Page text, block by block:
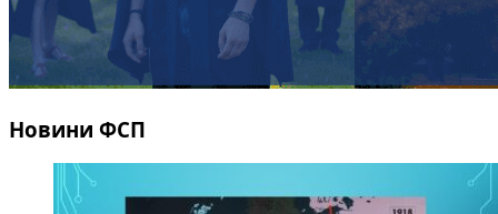
Новини ФСП